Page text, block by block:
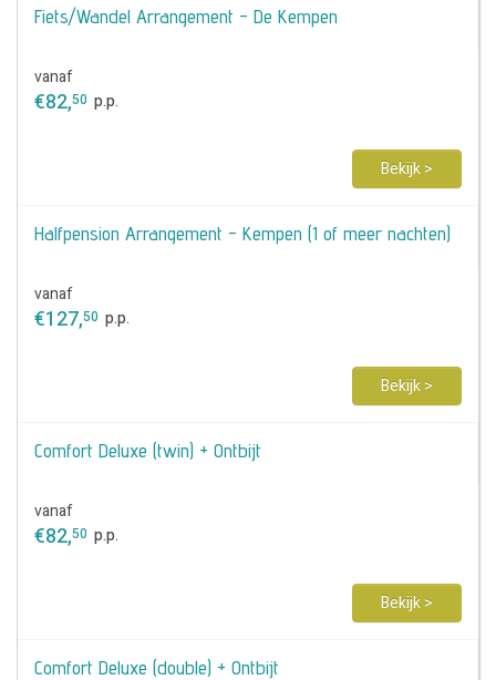
Fiets/Wandel Arrangement - De Kempen
vanaf
€82,50 p.p.
Bekijk >
Halfpension Arrangement - Kempen (1 of meer nachten)
vanaf
€127,50 p.p.
Bekijk >
Comfort Deluxe (twin) + Ontbijt
vanaf
€82,50 p.p.
Bekijk >
Comfort Deluxe (double) + Ontbijt